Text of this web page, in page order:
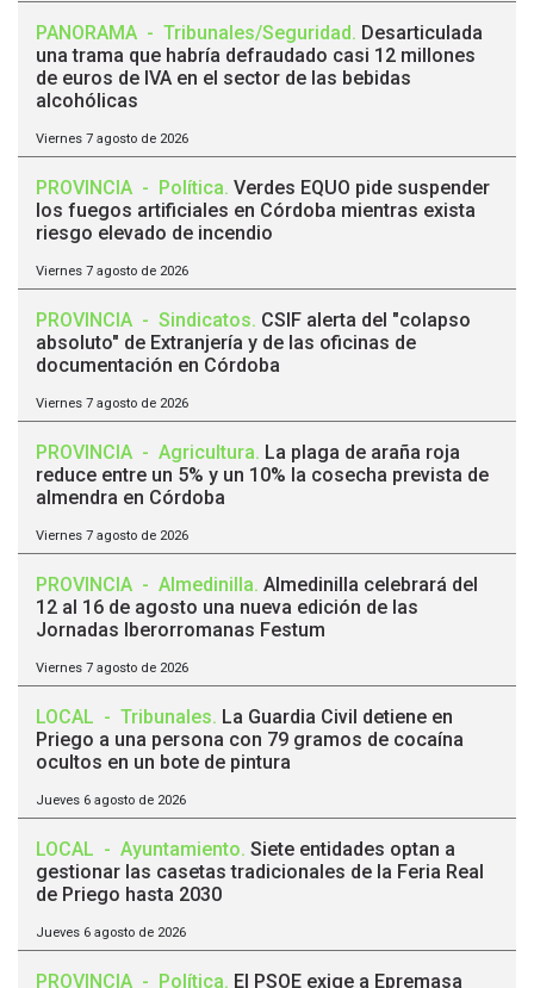
PANORAMA - Tribunales/Seguridad. Desarticulada
una trama que habría defraudado casi 12 millones
de euros de IVA en el sector de las bebidas
alcohólicas
Viernes 7 agosto de 2026
PROVINCIA - Política. Verdes EQUO pide suspender
los fuegos artificiales en Córdoba mientras exista
riesgo elevado de incendio
Viernes 7 agosto de 2026
PROVINCIA - Sindicatos. CSIF alerta del "colapso
absoluto" de Extranjería y de las oficinas de
documentación en Córdoba
Viernes 7 agosto de 2026
PROVINCIA - Agricultura. La plaga de araña roja
reduce entre un 5% y un 10% la cosecha prevista de
almendra en Córdoba
Viernes 7 agosto de 2026
PROVINCIA - Almedinilla. Almedinilla celebrará del
12 al 16 de agosto una nueva edición de las
Jornadas Iberorromanas Festum
Viernes 7 agosto de 2026
LOCAL - Tribunales. La Guardia Civil detiene en
Priego a una persona con 79 gramos de cocaína
ocultos en un bote de pintura
Jueves 6 agosto de 2026
LOCAL - Ayuntamiento. Siete entidades optan a
gestionar las casetas tradicionales de la Feria Real
de Priego hasta 2030
Jueves 6 agosto de 2026
PROVINCIA - Política. El PSOE exige a Epremasa